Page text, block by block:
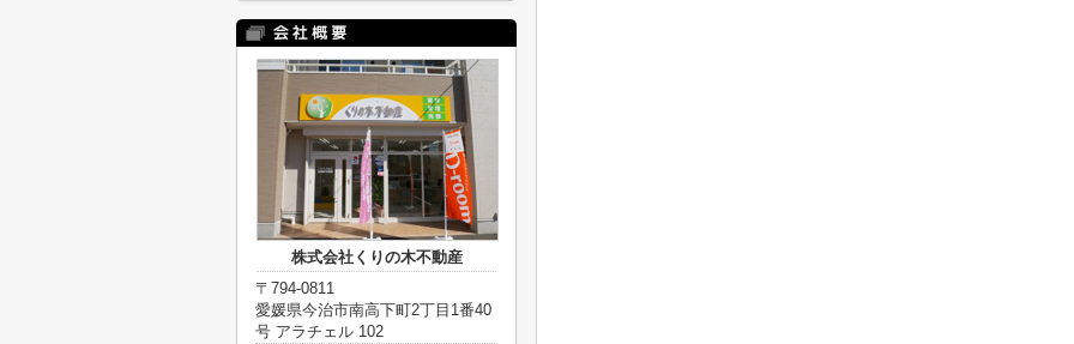
株式会社くりの木不動産
〒794-0811
愛媛県今治市南高下町2丁目1番40
号 アラチェル 102